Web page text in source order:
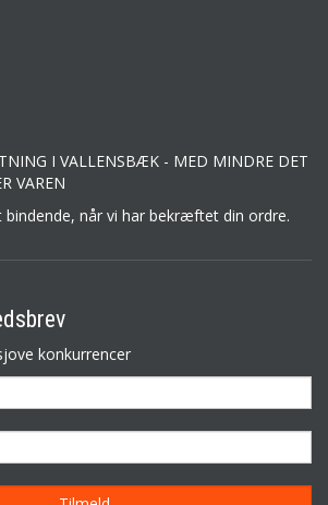
I VALLENSBÆK - MED MINDRE DET
VAREN
bindende, når vi har bekræftet din ordre.
konkurrencer